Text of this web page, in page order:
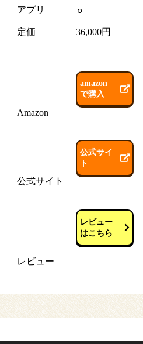
アプリ ⚪︎
定価 36,000円
Amazon
amazon
で購入
公式サイト
公式サイ
ト
レビュー
レビュー
はこちら